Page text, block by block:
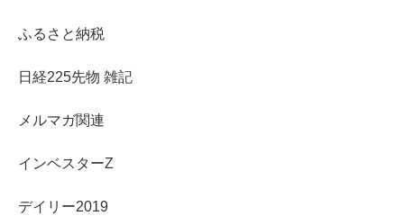
ふるさと納税
日経225先物 雑記
メルマガ関連
インベスターZ
デイリー2019